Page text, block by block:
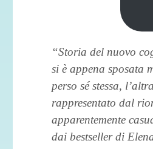
“Storia del nuovo
si è appena sposata
perso sé stessa,
rappresentato dal
apparentemente
dai bestseller di